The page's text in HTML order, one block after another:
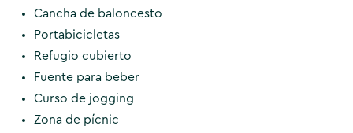
Cancha de baloncesto
Portabicicletas
Refugio cubierto
Fuente para beber
Curso de jogging
Zona de pícnic